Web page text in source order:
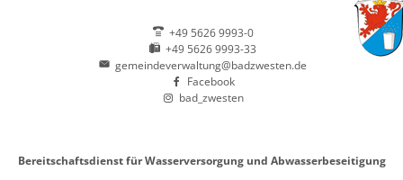
+49 5626 9993-0
+49 5626 9993-33
gemeindeverwaltung@badzwesten.de
Facebook
bad_zwesten
Bereitschaftsdienst für Wasserversorgung und Abwasserbeseitigung